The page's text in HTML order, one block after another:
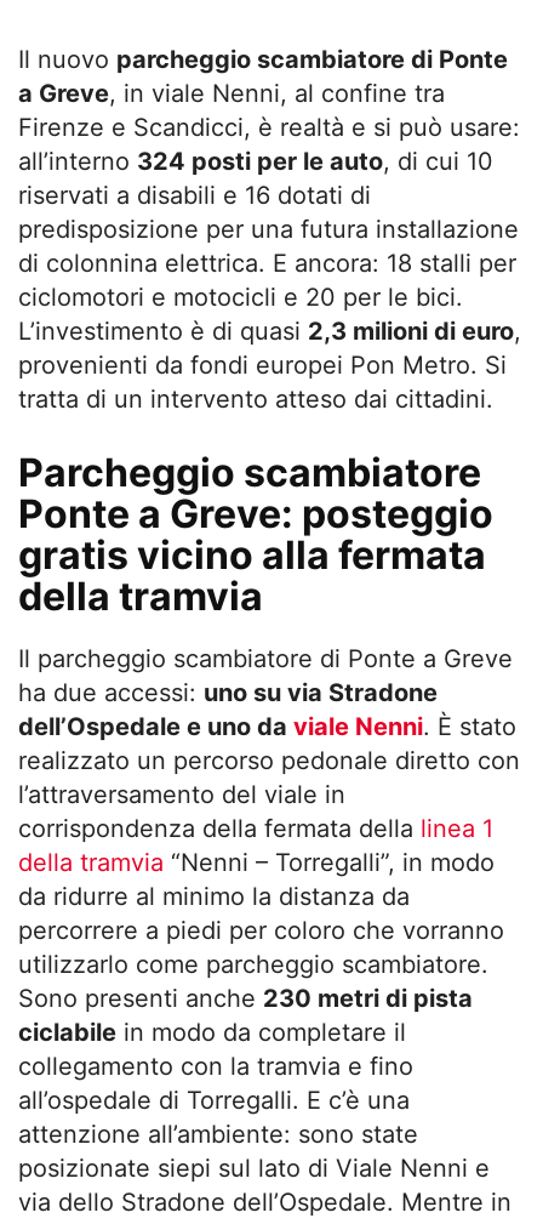
Il nuovo parcheggio scambiatore di Ponte
a Greve, in viale Nenni, al confine tra
Firenze e Scandicci, è realtà e si può usare:
all’interno 324 posti per le auto, di cui 10
riservati a disabili e 16 dotati di
predisposizione per una futura installazione
di colonnina elettrica. E ancora: 18 stalli per
ciclomotori e motocicli e 20 per le bici.
L’investimento è di quasi 2,3 milioni di euro,
provenienti da fondi europei Pon Metro. Si
tratta di un intervento atteso dai cittadini.
Parcheggio scambiatore
Ponte a Greve: posteggio
gratis vicino alla fermata
della tramvia
Il parcheggio scambiatore di Ponte a Greve
ha due accessi: uno su via Stradone
dell’Ospedale e uno da viale Nenni. È stato
realizzato un percorso pedonale diretto con
l’attraversamento del viale in
corrispondenza della fermata della linea 1
della tramvia “Nenni – Torregalli”, in modo
da ridurre al minimo la distanza da
percorrere a piedi per coloro che vorranno
utilizzarlo come parcheggio scambiatore.
Sono presenti anche 230 metri di pista
ciclabile in modo da completare il
collegamento con la tramvia e fino
all’ospedale di Torregalli. E c’è una
attenzione all’ambiente: sono state
posizionate siepi sul lato di Viale Nenni e
via dello Stradone dell’Ospedale. Mentre in